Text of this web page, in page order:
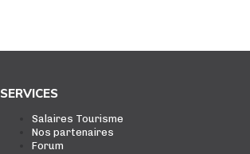
SERVICES
Salaires Tourisme
Nos partenaires
Forum